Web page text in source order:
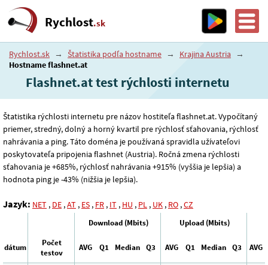
Rychlost.sk
Rychlost.sk → Štatistika podľa hostname → Krajina Austria →
Hostname flashnet.at
Flashnet.at test rýchlosti internetu
Štatistika rýchlosti internetu pre názov hostiteľa flashnet.at. Vypočítaný
priemer, stredný, dolný a horný kvartil pre rýchlosť sťahovania, rýchlosť
nahrávania a ping. Táto doména je používaná spravidla užívateľovi
poskytovateľa pripojenia flashnet (Austria). Ročná zmena rýchlosti
sťahovania je +685%, rýchlosť nahrávania +915% (vyššia je lepšia) a
hodnota ping je -43% (nižšia je lepšia).
Jazyk: NET , DE ,AT , ES , FR , IT , HU , PL , UK , RO ,CZ
Download (Mbits) Upload (Mbits)
dátum
Počet
testov
AVG Q1 Median Q3 AVG Q1 Median Q3 AVG